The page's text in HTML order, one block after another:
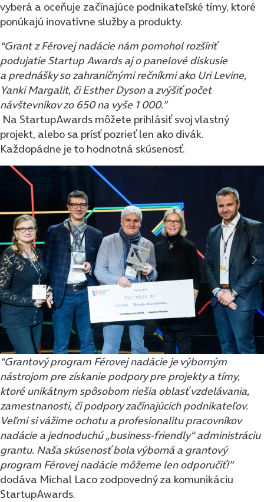
vyberá a oceňuje začínajúce podnikateľské tímy, ktoré
ponúkajú inovatívne služby a produkty.
“Grant z Férovej nadácie nám pomohol rozšíriť
podujatie Startup Awards aj o panelové diskusie
a prednášky so zahraničnými rečníkmi ako Uri Levine,
Yanki Margalit, či Esther Dyson a zvýšiť počet
návštevníkov zo 650 na vyše 1 000.”
Na StartupAwards môžete prihlásiť svoj vlastný
projekt, alebo sa prísť pozrieť len ako divák.
Každopádne je to hodnotná skúsenosť.
“Grantový program Férovej nadácie je výborným
nástrojom pre získanie podpory pre projekty a tímy,
ktoré unikátnym spôsobom riešia oblasť vzdelávania,
zamestnanosti, či podpory začínajúcich podnikateľov.
Veľmi si vážime ochotu a profesionalitu pracovníkov
nadácie a jednoduchú „business-friendly“ administráciu
grantu. Naša skúsenosť bola výborná a grantový
program Férovej nadácie môžeme len odporučiť!”
dodáva Michal Laco zodpovedný za komunikáciu
StartupAwards.